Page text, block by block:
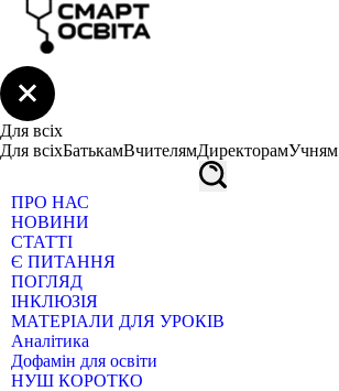
Для всіх
Для всіхБатькамВчителямДиректорамУчням
ПРО НАС
НОВИНИ
СТАТТІ
Є ПИТАННЯ
ПОГЛЯД
ІНКЛЮЗІЯ
МАТЕРІАЛИ ДЛЯ УРОКІВ
Аналітика
Дофамін для освіти
НУШ КОРОТКО